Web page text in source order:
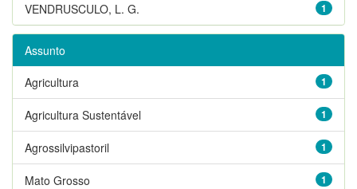
1
VENDRUSCULO, L. G.
Assunto
1
Agricultura
1
Agricultura Sustentável
1
Agrossilvipastoril
1
Mato Grosso